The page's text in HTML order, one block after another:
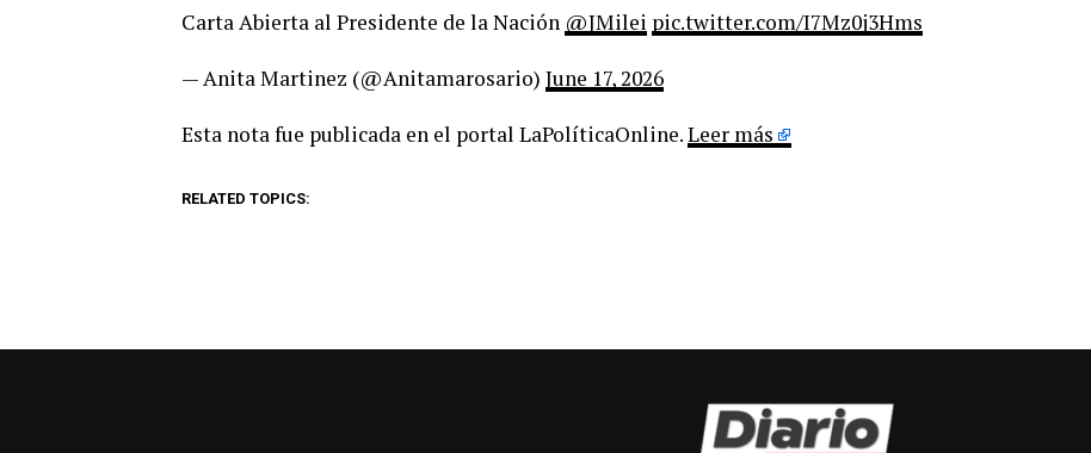
Carta Abierta al Presidente de la Nación @JMilei pic.twitter.com/I7Mz0j3Hms
— Anita Martinez (@Anitamarosario) June 17, 2026
Esta nota fue publicada en el portal LaPolíticaOnline.Leer más
RELATED TOPICS: